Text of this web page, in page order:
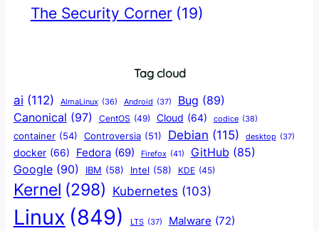
The Security Corner (19)
Tag cloud
ai (112) AlmaLinux (36) Android (37) Bug (89)
Canonical (97) CentOS (49) Cloud (64) codice (38)
container (54) Controversia (51) Debian (115) desktop (37)
docker (66) Fedora (69) Firefox (41) GitHub (85)
Google (90) IBM (58) Intel (58) KDE (45)
Kernel (298) Kubernetes (103)
Linux (849) LTS (37) Malware (72)